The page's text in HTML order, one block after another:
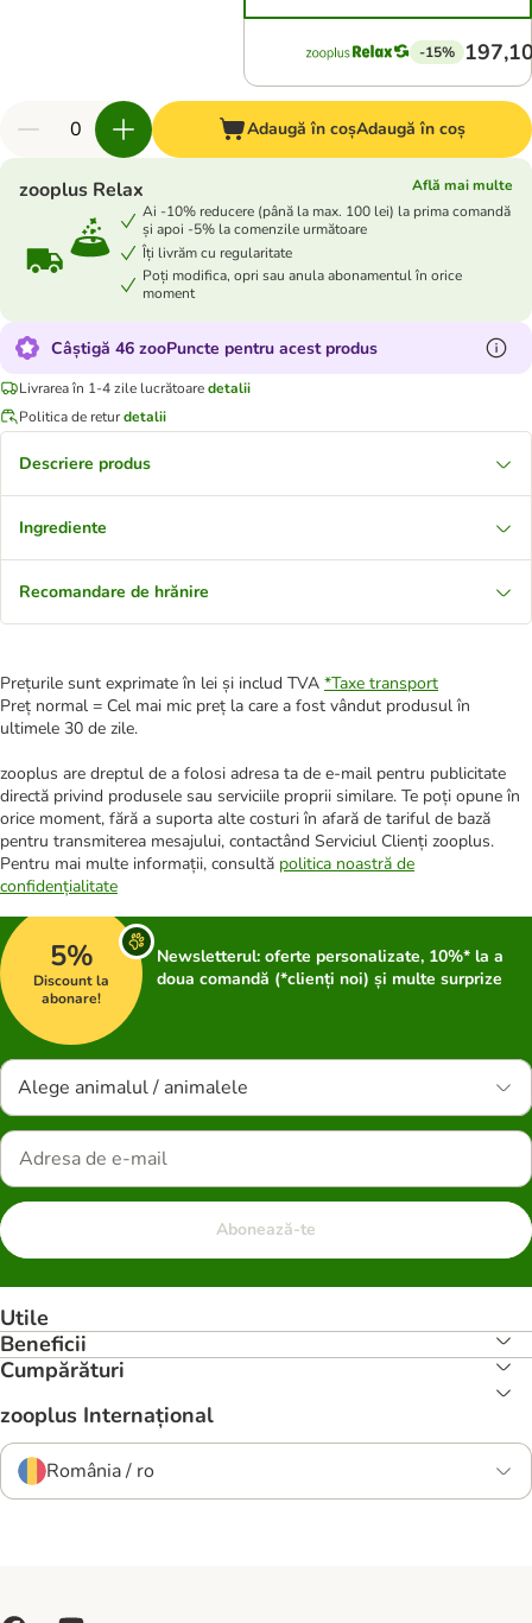
-15%
Adaugă în coșAdaugă în coș
zooplus Relax
Află mai multe
Ai -10% reducere (până la max. 100 lei) la prima comandă
și apoi -5% la comenzile următoare
Îți livrăm cu regularitate
Poți modifica, opri sau anula abonamentul în orice
moment
Câștigă 46 zooPuncte pentru acest produs
Livrarea în 1-4 zile lucrătoaredetalii
Politica de returdetalii
Descriere produs
Ingrediente
Recomandare de hrănire
Prețurile sunt exprimate în lei și includ TVA *Taxe transport
Preț normal = Cel mai mic preț la care a fost vândut produsul în
ultimele 30 de zile.
zooplus are dreptul de a folosi adresa ta de e-mail pentru publicitate
directă privind produsele sau serviciile proprii similare. Te poți opune în
orice moment, fără a suporta alte costuri în afară de tariful de bază
pentru transmiterea mesajului, contactând Serviciul Clienți zooplus.
Pentru mai multe informații, consultă politica noastră de
confidențialitate
5%
Discount la
abonare!
Newsletterul: oferte personalizate, 10%* la a
doua comandă (*clienți noi) și multe surprize
Alege animalul / animalele
Abonează-te
Utile
Beneficii
Cumpărături
zooplus Internațional
România / ro